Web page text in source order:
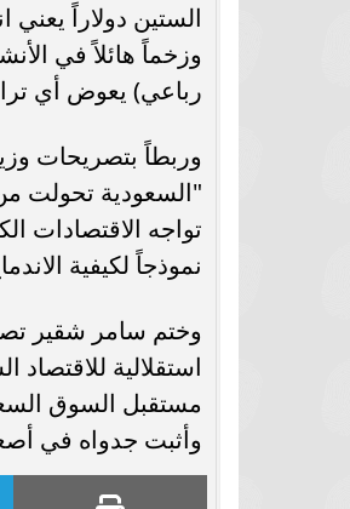
وزخماً هائلاً في
رباعي) يعوض أي
وربطاً بتصريحات
"السعودية تحولت من
نموذجاً لكيفية
وختم سامر شقير
استقلالية
مستقبل السوق
وأثبت جدواه في
سامر شقير: الأداء الجماعي أصبح
الحقيقي لقيمة الأصول الرياضية في
الأسواق...